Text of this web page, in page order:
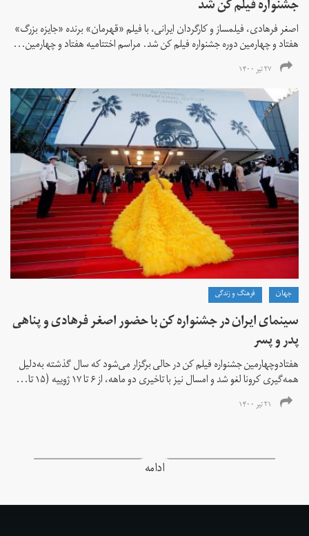
جشنواره فیلم کن شد
اصغر فرهادی، فیلمساز و کارگردان ایرانی، با فیلم «قهرمان» برنده «جایزه بزرگ»
هفتاد و چهارمین دوره جشنواره فیلم کن شد. مراسم اختتامیه هفتاد و چهارمین...
۲۷ تیر ۱۴۰۰
جهان فرهنگ و زندگی
سینمای ایران در جشنواره کن با حضور اصغر فرهادی و پناهی
پدر و پسر
هفتادوچهارمین جشنواره فیلم کن در حالی برگزار می‌شود که سال گذشته به‌دلیل
همه‌گیری کرونا لغو شد و امسال نیز با تاخیری دو ماهه، از ۶ تا ۱۷ ژوییه (۱۵ تا...
۲۱ تیر ۱۴۰۰
ادامه